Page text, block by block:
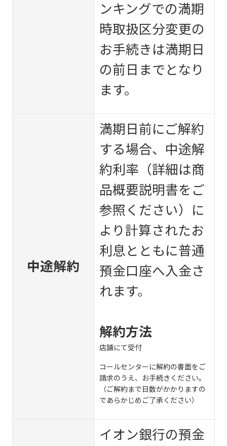
ンキングでの満期
時取扱区分変更の
お手続きは満期日
の前日までとなり
ます。
中途解約
満期日前にご解約
する場合、中途解
約利率（詳細は商
品概要説明書をご
参照ください）に
より計算されたお
利息とともに普通
預金口座へ入金さ
れます。
解約方法
店舗にて受付
コールセンターに解約の書面をご
請求のうえ、お手続きください。
（ご解約まで日数がかかりますの
であらかじめご了承ください）
イオン銀行の預金